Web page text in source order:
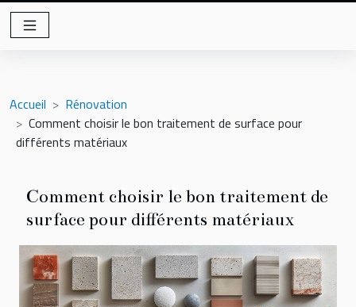
Accueil
Rénovation
Comment choisir le bon traitement de surface pour
différents matériaux
Comment choisir le bon traitement de
surface pour différents matériaux